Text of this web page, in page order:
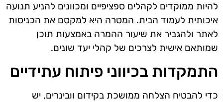
להיות ממוקדים לקהלים ספציפיים ומכוונים להניע תנועה
איכותית לעמוד הבית. המטרה היא למקסם את הכניסות
לאתר ולהגביר את שיעור ההמרה באמצעות תוכן
שמותאם אישית לצרכים של קהלי יעד שונים.
התמקדות בכיווני פיתוח עתידיים
כדי להבטיח הצלחה ממושכת בקידום וובינרים, יש